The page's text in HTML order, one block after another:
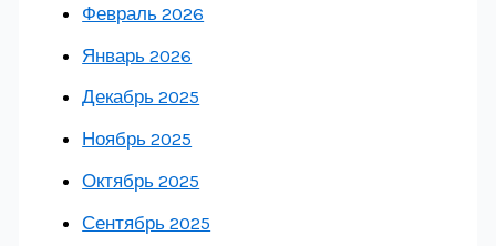
Февраль 2026
Январь 2026
Декабрь 2025
Ноябрь 2025
Октябрь 2025
Сентябрь 2025